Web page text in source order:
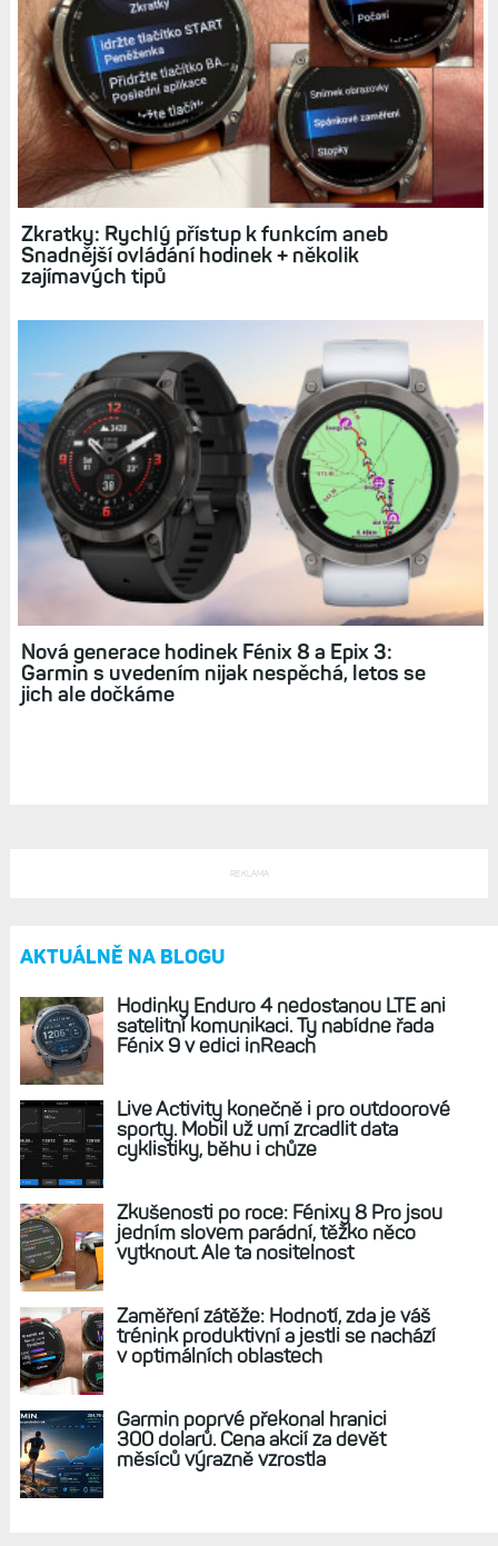
Hodinky Fénix 8 a Epix 3 dorazí až příští rok. Lze
dokonce odhadnout, který měsíc. Vyplatí se
počkat?
Zkratky: Rychlý přístup k funkcím aneb
Snadnější ovládání hodinek + několik
zajímavých tipů
Garmin s uvedením nijak nespěchá, letos se
jich ale dočkáme